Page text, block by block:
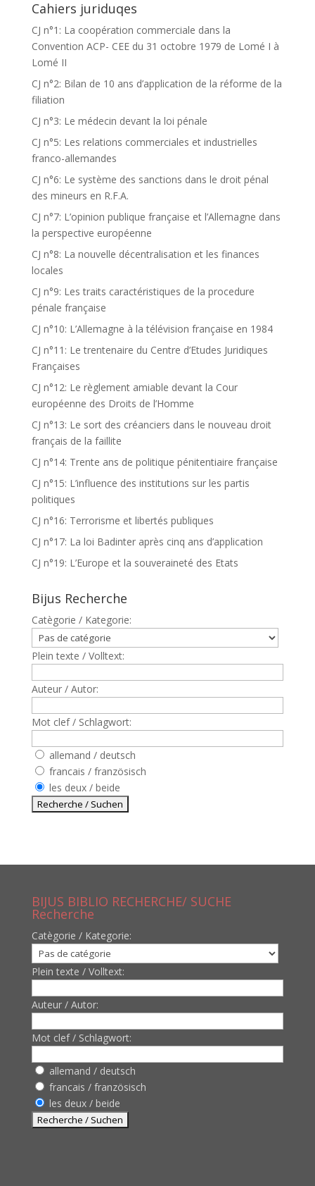
Cahiers juriduqes
CJ n°1: La coopération commerciale dans la
Convention ACP- CEE du 31 octobre 1979 de Lomé I à
Lomé II
CJ n°2: Bilan de 10 ans d’application de la réforme de la
filiation
CJ n°3: Le médecin devant la loi pénale
CJ n°5: Les relations commerciales et industrielles
franco-allemandes
CJ n°6: Le système des sanctions dans le droit pénal
des mineurs en R.F.A.
CJ n°7: L’opinion publique française et l’Allemagne dans
la perspective européenne
CJ n°8: La nouvelle décentralisation et les finances
locales
CJ n°9: Les traits caractéristiques de la procedure
pénale française
CJ n°10: L’Allemagne à la télévision française en 1984
CJ n°11: Le trentenaire du Centre d’Etudes Juridiques
Françaises
CJ n°12: Le règlement amiable devant la Cour
européenne des Droits de l’Homme
CJ n°13: Le sort des créanciers dans le nouveau droit
français de la faillite
CJ n°14: Trente ans de politique pénitentiaire française
CJ n°15: L’influence des institutions sur les partis
politiques
CJ n°16: Terrorisme et libertés publiques
CJ n°17: La loi Badinter après cinq ans d’application
CJ n°19: L’Europe et la souveraineté des Etats
Bijus Recherche
Catègorie / Kategorie:
Plein texte / Volltext:
Auteur / Autor:
Mot clef / Schlagwort:
allemand / deutsch
francais / französisch
les deux / beide
BIJUS BIBLIO RECHERCHE/ SUCHE
Recherche
Catègorie / Kategorie:
Plein texte / Volltext:
Auteur / Autor:
Mot clef / Schlagwort:
allemand / deutsch
francais / französisch
les deux / beide